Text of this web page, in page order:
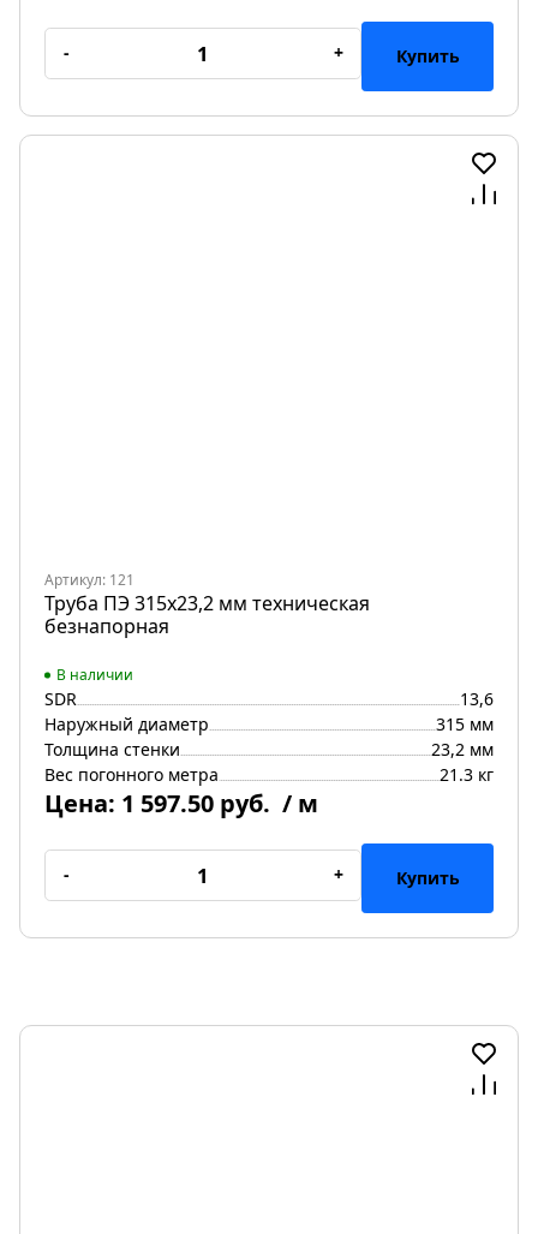
- + Купить
Артикул: 121
Труба ПЭ 315x23,2 мм техническая
безнапорная
В наличии
SDR
13,6
Наружный диаметр
315 мм
Толщина стенки
23,2 мм
Вес погонного метра
21.3 кг
Цена: 1 597.50 руб. / м
- + Купить